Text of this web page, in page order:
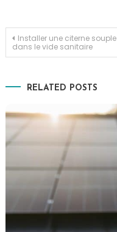
Navigation
l’article
Installer une citerne souple
dans le vide sanitaire
RELATED POSTS